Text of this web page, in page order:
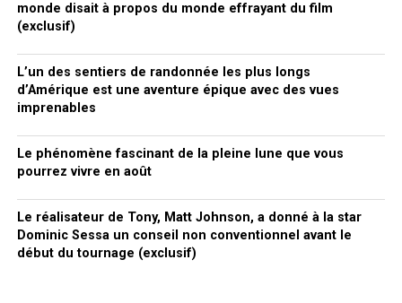
monde disait à propos du monde effrayant du film
(exclusif)
L’un des sentiers de randonnée les plus longs
d’Amérique est une aventure épique avec des vues
imprenables
Le phénomène fascinant de la pleine lune que vous
pourrez vivre en août
Le réalisateur de Tony, Matt Johnson, a donné à la star
Dominic Sessa un conseil non conventionnel avant le
début du tournage (exclusif)